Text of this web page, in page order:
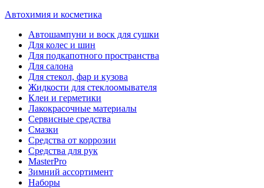
Автохимия и косметика
Автошампуни и воск для сушки
Для колес и шин
Для подкапотного пространства
Для салона
Для стекол, фар и кузова
Жидкости для стеклоомывателя
Клеи и герметики
Лакокрасочные материалы
Сервисные средства
Смазки
Средства от коррозии
Средства для рук
MasterPro
Зимний ассортимент
Наборы